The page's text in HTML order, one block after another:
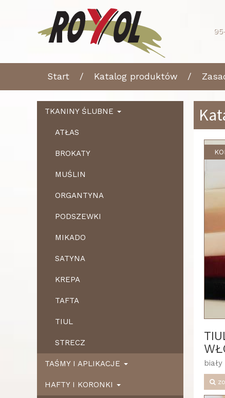
Start Katalog produktów
TKANINY ŚLUBNE
ATŁAS
BROKATY
MUŚLIN
ORGANTYNA
PODSZEWKI
MIKADO
SATYNA
KREPA
TAFTA
TIUL
STRECZ
TAŚMY I APLIKACJE
HAFTY I KORONKI